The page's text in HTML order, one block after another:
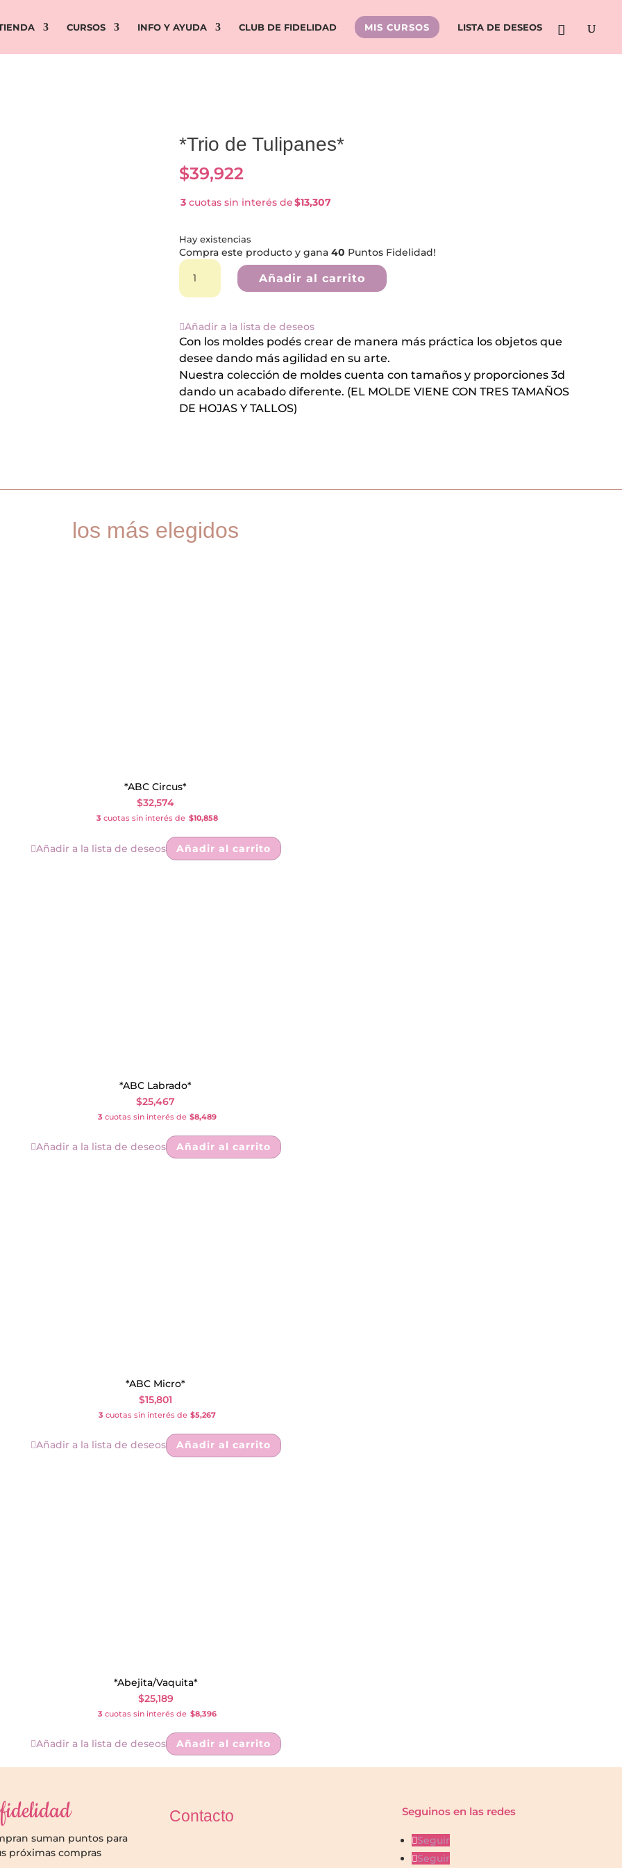
CURSOS INFO Y AYUDA CLUB DE FIDELIDAD MIS CURSOS LISTA DE DESEOS
*Trio de Tulipanes*
$39,922
3cuotas sin interés de$13,307
Hay existencias
Compra este producto y gana 40 Puntos Fidelidad!
*Trio
Tulipanes*
Añadir al carrito
Añadir a la lista de deseos
Con los moldes podés crear de manera más práctica los objetos que
desee dando más agilidad en su arte.
Nuestra colección de moldes cuenta con tamaños y proporciones 3d
dando un acabado diferente. (EL MOLDE VIENE CON TRES TAMAÑOS
DE HOJAS Y TALLOS)
los más elegidos
*ABC Circus*
$32,574
3 cuotas sin interés de $10,858
Añadir a la lista de deseos Añadir al carrito
*ABC Labrado*
$25,467
3 cuotas sin interés de $8,489
Añadir a la lista de deseos Añadir al carrito
*ABC Micro*
$15,801
3 cuotas sin interés de $5,267
Añadir a la lista de deseos Añadir al carrito
*Abejita/Vaquita*
$25,189
3 cuotas sin interés de $8,396
Añadir a la lista de deseos Añadir al carrito
suman puntos para
próximas compras
Contacto Seguinos en las redes
Seguir
Seguir